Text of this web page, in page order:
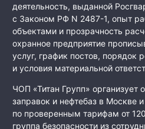
деятельность, выданной
с Законом РФ N 2487-1, опыт
объектами и прозрачность
охранное предприятие
услуг, график постов, порядок
и условия материальной
ЧОП «Титан Групп» организует
заправок и нефтебаз в Москве
по проверенным тарифам от
группа безопасности из